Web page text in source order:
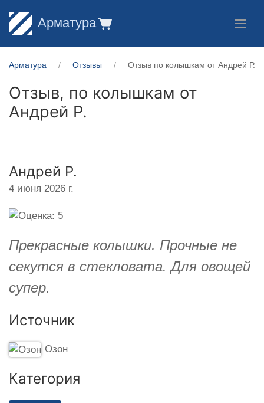
Арматура
Арматура Отзывы Отзыв по колышкам от Андрей Р.
Отзыв, по колышкам от
Андрей Р.
Андрей Р.
4 июня 2026 г.
Прекрасные колышки. Прочные не
секутся в стекловата. Для овощей
супер.
Источник
Озон
Категория